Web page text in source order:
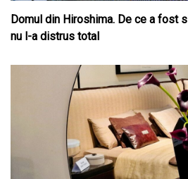
Domul din Hiroshima. De ce a fost
nu l-a distrus total